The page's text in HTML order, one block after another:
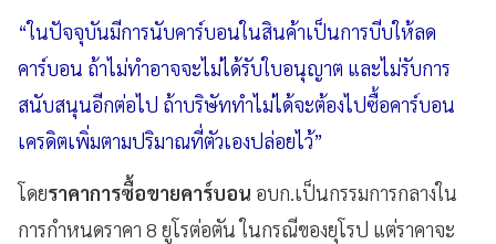
“ในปัจจุบันมีการนับคาร์บอนในสินค้าเป็นการบีบให้ลด
คาร์บอน ถ้าไม่ทำอาจจะไม่ได้รับใบอนุญาต และไม่รับการ
สนับสนุนอีกต่อไป ถ้าบริษัททำไม่ได้จะต้องไปซื้อคาร์บอน
เครดิตเพิ่มตามปริมาณที่ตัวเองปล่อยไว้”
โดยราคาการซื้อขายคาร์บอน อบก.เป็นกรรมการกลางใน
การกำหนดราคา 8 ยูโรต่อตัน ในกรณีของยุโรป แต่ราคาจะ